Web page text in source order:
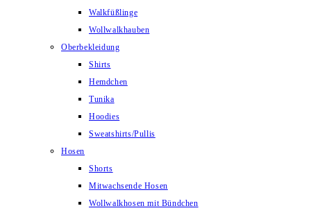
Walkfüßlinge
Wollwalkhauben
Oberbekleidung
Shirts
Hemdchen
Tunika
Hoodies
Sweatshirts/Pullis
Hosen
Shorts
Mitwachsende Hosen
Wollwalkhosen mit Bündchen